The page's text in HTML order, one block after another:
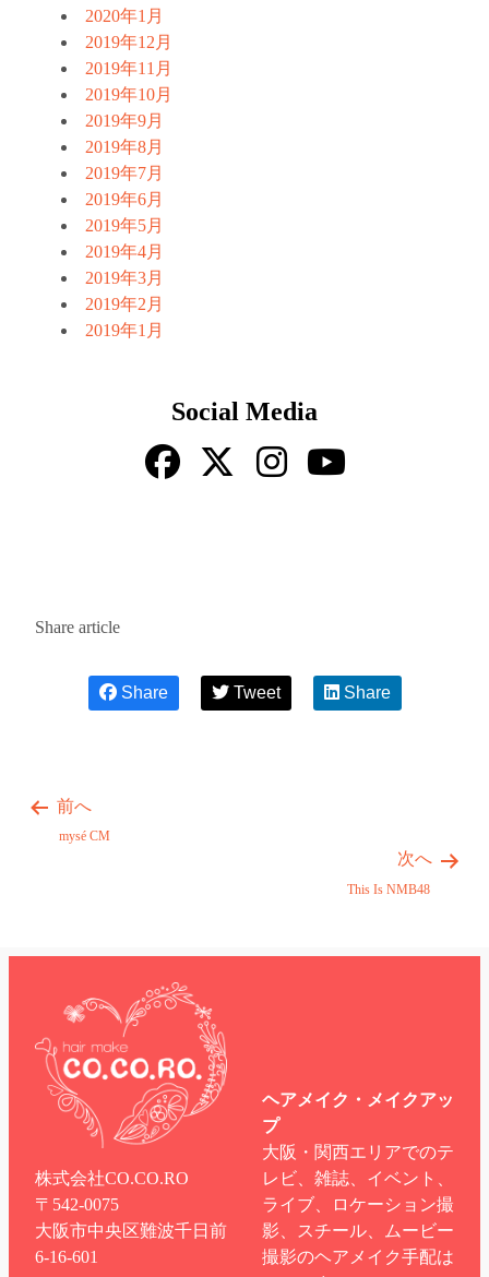
2020年1月
2019年12月
2019年11月
2019年10月
2019年9月
2019年8月
2019年7月
2019年6月
2019年5月
2019年4月
2019年3月
2019年2月
2019年1月
Social Media
Share article
Share Tweet Share
前へ
mysé CM
次へ
This Is NMB48
株式会社CO.CO.RO
〒542-0075
大阪市中央区難波千日前
6-16-601
ヘアメイク・メイクアッ
プ
大阪・関西エリアでのテ
レビ、雑誌、イベント、
ライブ、ロケーション撮
影、スチール、ムービー
撮影のヘアメイク手配は